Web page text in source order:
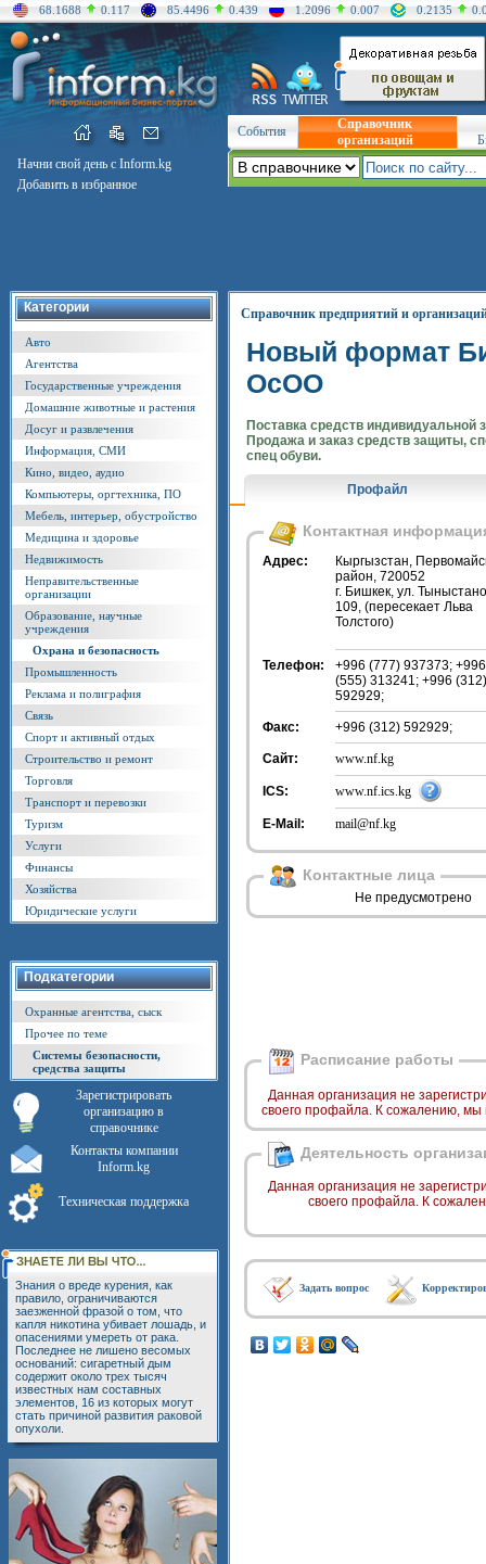
68.1688 0.117 85.4496 0.439 1.2096 0.007 0.2135
Начни свой день с Inform.kg
Добавить в избранное
События
Справочник
организаций
Категории
Авто
Агентства
Государственные учреждения
Домашние животные и растения
Досуг и развлечения
Информация, СМИ
Кино, видео, аудио
Компьютеры, оргтехника, ПО
Мебель, интерьер, обустройство
Медицина и здоровье
Недвижимость
Неправительственные
организации
Образование, научные
учреждения
Охрана и безопасность
Промышленность
Реклама и полиграфия
Связь
Спорт и активный отдых
Строительство и ремонт
Торговля
Транспорт и перевозки
Туризм
Услуги
Финансы
Хозяйства
Юридические услуги
Подкатегории
Охранные агентства, сыск
Прочее по теме
Системы безопасности,
средства защиты
Зарегистрировать
организацию в
справочнике
Контакты компании
Inform.kg
Техническая поддержка
Знания о вреде курения, как
правило, ограничиваются
заезженной фразой о том, что
капля никотина убивает лошадь, и
опасениями умереть от рака.
Последнее не лишено весомых
оснований: сигаретный дым
содержит около трех тысяч
известных нам составных
элементов, 16 из которых могут
стать причиной развития раковой
опухоли.
Справочник предприятий и
Новый формат
ОсОО
Поставка средств индивидуальной
Продажа и заказ средств защиты,
спец обуви.
Профайл
Контактная
Адрес:
Кыргызстан,
район, 720052
г. Бишкек, ул.
109, (пересекает Льва
Толстого)
Телефон:
+996 (777) 937373; +996
(555) 313241; +996 (312)
592929;
Факс: +996 (312) 592929;
Сайт: www.nf.kg
ICS: www.nf.ics.kg
E-Mail: mail@nf.kg
Контактные лица
Не предусмотрено
Расписание работы
Данная организация не
своего профайла. К сожалению,
Деятельность
Данная организация не
своего профайла. К
Задать вопрос